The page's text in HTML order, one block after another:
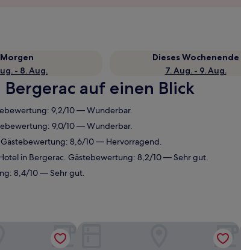
Morgen
- 8. Aug.
Dieses Wochenende
7. Aug. - 9. Aug.
auf einen Blick
9,2/10 — Wunderbar.
9,0/10 — Wunderbar.
8,6/10 — Hervorragend.
in Bergerac. Gästebewertung: 8,2/10 — Sehr gut.
8,4/10 — Sehr gut.